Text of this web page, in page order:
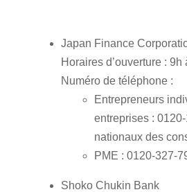
Japan Finance
Horaires d’ouverture : 9h
Numéro de téléphone :
Entrepreneurs
entreprises :
nationaux des
PME : 0120-327-
Shoko Chukin Bank